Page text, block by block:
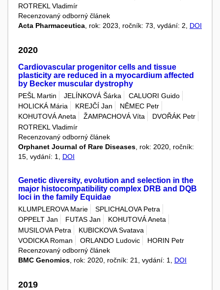
ROTREKL Vladimír
Recenzovaný odborný článek
Acta Pharmaceutica , rok: 2023, ročník: 73, vydání: 2, DOI
2020
Cardiovascular progenitor cells and tissue
plasticity are reduced in a myocardium affected
by Becker muscular dystrophy
PEŠL Martin JELÍNKOVÁ Šárka
CALUORI Guido
HOLICKÁ Mária
KREJČÍ Jan
NĚMEC Petr
KOHUTOVÁ Aneta
ŽAMPACHOVÁ Víta
DVOŘÁK Petr
ROTREKL Vladimír
Recenzovaný odborný článek
Orphanet Journal of Rare Diseases , rok: 2020, ročník:
15, vydání: 1, DOI
Genetic diversity, evolution and selection in the
major histocompatibility complex DRB and DQB
loci in the family Equidae
KLUMPLEROVA Marie
SPLICHALOVA Petra
OPPELT Jan
FUTAS Jan
KOHUTOVÁ Aneta
MUSILOVA Petra
KUBICKOVA Svatava
VODICKA Roman
ORLANDO Ludovic
HORIN Petr
Recenzovaný odborný článek
BMC Genomics , rok: 2020, ročník: 21, vydání: 1, DOI
2019